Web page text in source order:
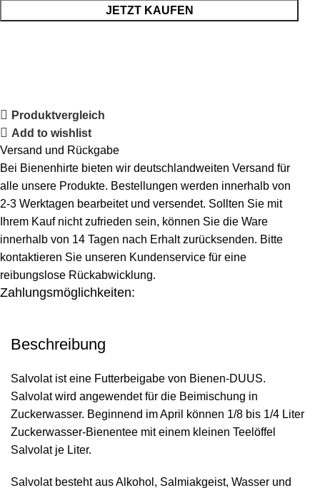
JETZT KAUFEN
Produktvergleich
Add to wishlist
Versand und Rückgabe
Bei Bienenhirte bieten wir deutschlandweiten Versand für
alle unsere Produkte. Bestellungen werden innerhalb von
2-3 Werktagen bearbeitet und versendet. Sollten Sie mit
Ihrem Kauf nicht zufrieden sein, können Sie die Ware
innerhalb von 14 Tagen nach Erhalt zurücksenden. Bitte
kontaktieren Sie unseren Kundenservice für eine
reibungslose Rückabwicklung.
Zahlungsmöglichkeiten:
Beschreibung
Salvolat ist eine Futterbeigabe von Bienen-DUUS.
Salvolat wird angewendet für die Beimischung in
Zuckerwasser. Beginnend im April können 1/8 bis 1/4 Liter
Zuckerwasser-Bienentee mit einem kleinen Teelöffel
Salvolat je Liter.
Salvolat besteht aus Alkohol, Salmiakgeist, Wasser und